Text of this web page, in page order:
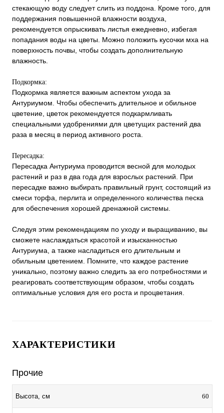
стекающую воду следует слить из поддона. Кроме того, для
поддержания повышенной влажности воздуха,
рекомендуется опрыскивать листья ежедневно, избегая
попадания воды на цветы. Можно положить кусочки мха на
поверхность почвы, чтобы создать дополнительную
влажность.
Подкормка:
Подкормка является важным аспектом ухода за
Антуриумом. Чтобы обеспечить длительное и обильное
цветение, цветок рекомендуется подкармливать
специальными удобрениями для цветущих растений два
раза в месяц в период активного роста.
Пересадка:
Пересадка Антуриума проводится весной для молодых
растений и раз в два года для взрослых растений. При
пересадке важно выбирать правильный грунт, состоящий из
смеси торфа, перлита и определенного количества песка
для обеспечения хорошей дренажной системы.
Следуя этим рекомендациям по уходу и выращиванию, вы
сможете наслаждаться красотой и изысканностью
Антуриума, а также насладиться его длительным и
обильным цветением. Помните, что каждое растение
уникально, поэтому важно следить за его потребностями и
реагировать соответствующим образом, чтобы создать
оптимальные условия для его роста и процветания.
ХАРАКТЕРИСТИКИ
Прочие
Высота, см 60